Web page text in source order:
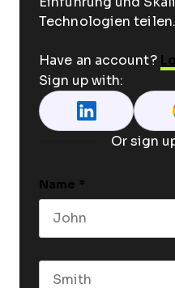
Technologien teilen.
Have an account?
Sign up with:
Or sign
Name *